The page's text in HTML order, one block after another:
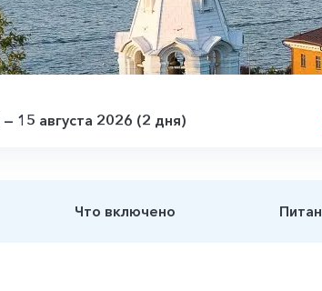
15 августа 2026 (2 дня)
Что включено